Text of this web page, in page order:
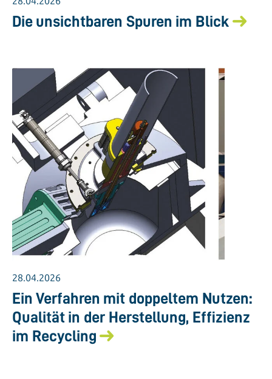
Die unsichtbaren Spuren im Blick
28.04.2026
Ein Verfahren mit doppeltem Nutzen:
Qualität in der Herstellung, Effizienz
im Recycling